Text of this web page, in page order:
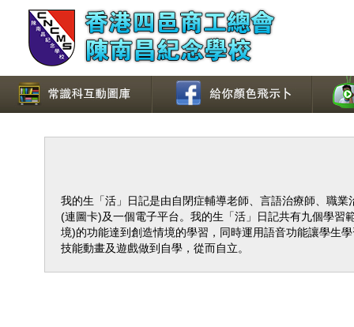
我的生「活」日記是由自閉症輔導老師、言語治療師、職
(連圖卡)及一個電子平台。我的生「活」日記共有九個學習
境)的功能達到創造情境的學習，同時運用語音功能讓學生
技能動畫及遊戲做到自學，從而自立。